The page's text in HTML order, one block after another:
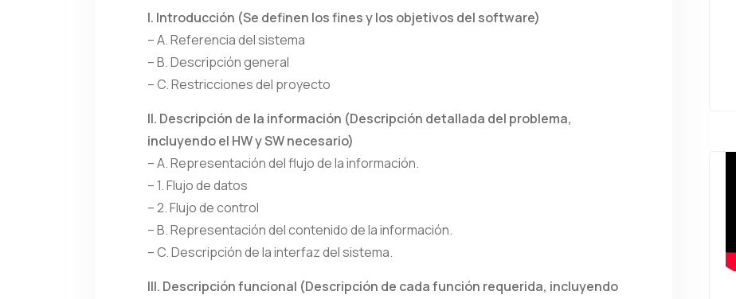
I. Introducción (Se definen los fines y los objetivos del software)
– A. Referencia del sistema
– B. Descripción general
– C. Restricciones del proyecto
II. Descripción de la información (Descripción detallada del problema,
incluyendo el HW y SW necesario)
– A. Representación del flujo de la información.
– 1. Flujo de datos
– 2. Flujo de control
– B. Representación del contenido de la información.
– C. Descripción de la interfaz del sistema.
III. Descripción funcional (Descripción de cada función requerida, incluyendo